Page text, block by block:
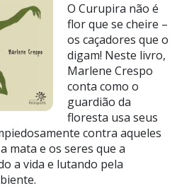
O Curupira não é
flor que se cheire –
os caçadores que o
digam! Neste livro,
Marlene Crespo
conta como o
guardião da
floresta usa seus
contra aqueles
mata e os seres que a
a vida e lutando pela